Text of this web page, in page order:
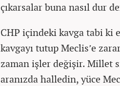
çıkarsalar buna nasıl dur
CHP içindeki kavga tabi ki
kavgayı tutup Meclis’e
zaman işler değişir. Millet
aranızda halledin, yüce